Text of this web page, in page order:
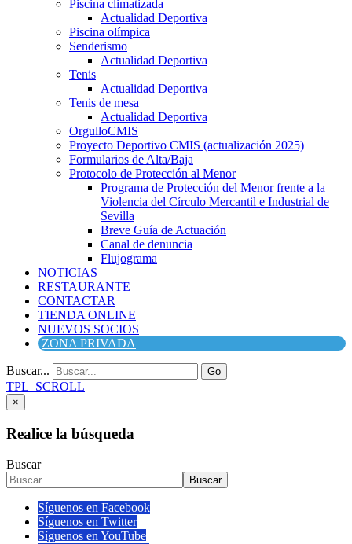
Piscina climatizada
Actualidad Deportiva
Piscina olímpica
Senderismo
Actualidad Deportiva
Tenis
Actualidad Deportiva
Tenis de mesa
Actualidad Deportiva
OrgulloCMIS
Proyecto Deportivo CMIS (actualización 2025)
Formularios de Alta/Baja
Protocolo de Protección al Menor
Programa de Protección del Menor frente a la
Violencia del Círculo Mercantil e Industrial de
Sevilla
Breve Guía de Actuación
Canal de denuncia
Flujograma
NOTICIAS
RESTAURANTE
CONTACTAR
TIENDA ONLINE
NUEVOS SOCIOS
ZONA PRIVADA
Buscar... Go
TPL_SCROLL
×
Realice la búsqueda
Buscar
Buscar
Síguenos en Facebook
Síguenos en Twitter
Síguenos en YouTube